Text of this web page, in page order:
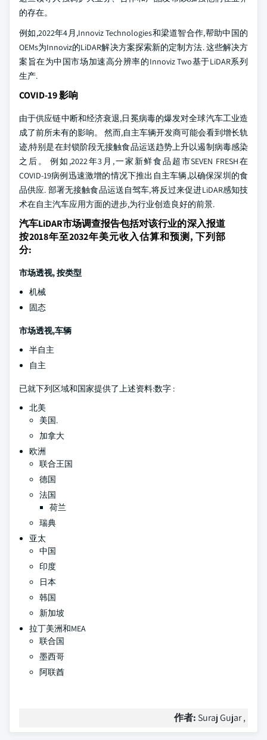
的存在。
例如,2022年4月,Innoviz Technologies和梁道智合作,帮助中国的
OEMs为Innoviz的LiDAR解决方案探索新的定制方法. 这些解决方
案旨在为中国市场加速高分辨率的Innoviz Two基于LiDAR系列
生产.
COVID-19 影响
由于供应链中断和经济衰退,日冕病毒的爆发对全球汽车工业造
成了前所未有的影响。 然而,自主车辆开发商可能会看到增长轨
迹,特别是在封锁阶段无接触食品运送趋势上升以遏制病毒感染
之后。 例如,2022年3月,一家新鲜食品超市SEVEN FRESH在
COVID-19病例迅速激增的情况下推出自主车辆,以确保深圳的食
品供应. 部署无接触食品运送自驾车,将反过来促进LiDAR感知技
术在自主汽车应用方面的进步,为行业创造良好的前景.
汽车LiDAR市场调查报告包括对该行业的深入报道
按2018年至2032年美元收入估算和预测, 下列部
分:
市场透视, 按类型
机械
固态
市场透视,车辆
半自主
自主
已就下列区域和国家提供了上述资料:数字 :
北美
美国.
加拿大
欧洲
联合王国
德国
法国
荷兰
瑞典
亚太
中国
印度
日本
韩国
新加坡
拉丁美洲和MEA
联合国
墨西哥
阿联酋
作者: Suraj Gujar ,